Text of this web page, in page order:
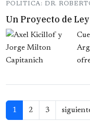
POLITICA: DR.
Un Proyecto de
Paginación
1 2 3